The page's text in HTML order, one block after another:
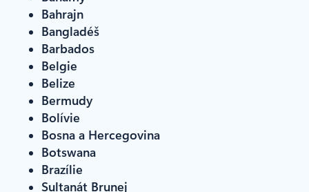
Bahrajn
Bangladéš
Barbados
Belgie
Belize
Bermudy
Bolívie
Bosna a Hercegovina
Botswana
Brazílie
Sultanát Brunej